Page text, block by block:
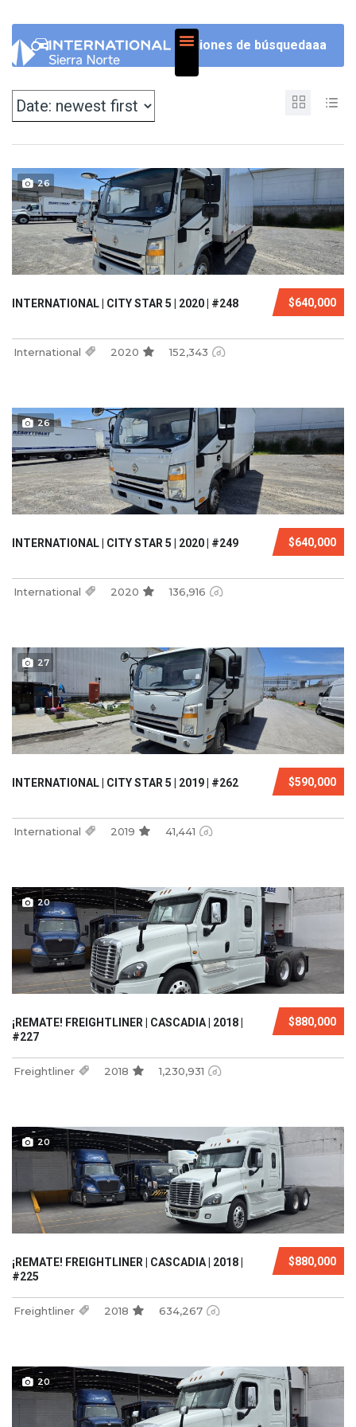
Opciones de búsquedaaa
26
$640,000
INTERNATIONAL | CITY STAR 5 | 2020 | #248
International 2020 152,343
26
$640,000
INTERNATIONAL | CITY STAR 5 | 2020 | #249
International 2020 136,916
27
$590,000
INTERNATIONAL | CITY STAR 5 | 2019 | #262
International 2019 41,441
20
$880,000
¡REMATE! FREIGHTLINER | CASCADIA | 2018 |
#227
Freightliner 2018 1,230,931
20
$880,000
¡REMATE! FREIGHTLINER | CASCADIA | 2018 |
#225
Freightliner 2018 634,267
20